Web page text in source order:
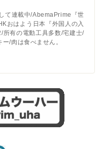
て連載中/AbemaPrime『世
おはよう日本『外国人の入
所有の電動工具多数/宅建士/
/肉は食べません。